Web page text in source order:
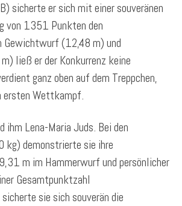
sicherte er sich mit einer souveränen
von 1351 Punkten den
Gewichtwurf (12,48 m) und
ließ er der Konkurrenz keine
ganz oben auf dem Treppchen,
ersten Wettkampf.
ihm Lena-Maria Juds. Bei den
kg) demonstrierte sie ihre
m im Hammerwurf und persönlicher
Gesamtpunktzahl
sie sich souverän die